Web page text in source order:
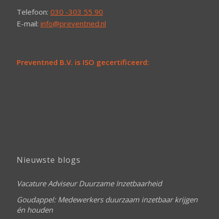
Telefoon: 030 -303 55 90
E-mail: info@preventned.nl
Preventned B.V. is ISO gecertificeerd:
Nieuwste blogs
Vacature Adviseur Duurzame Inzetbaarheid
Goudappel: Medewerkers duurzaam inzetbaar krijgen
én houden